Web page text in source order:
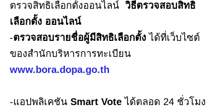
ตรวจสิทธิเลือกตั้งออนไลน์ วิธีตรวจสอบสิทธิ
เลือกตั้ง ออนไลน์
-ตรวจสอบรายชื่อผู้มีสิทธิเลือกตั้งได้ที่เว็บไซต์
ของสำนักบริหารการทะเบียน
www.bora.dopa.go.th
-แอปพลิเคชัน Smart Vote ได้ตลอด 24 ชั่วโมง